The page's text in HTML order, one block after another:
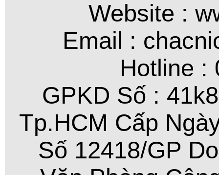
Website :
Email :
Hotline :
GPKD Số :
Tp.HCM Cấp
Số 12418/GP